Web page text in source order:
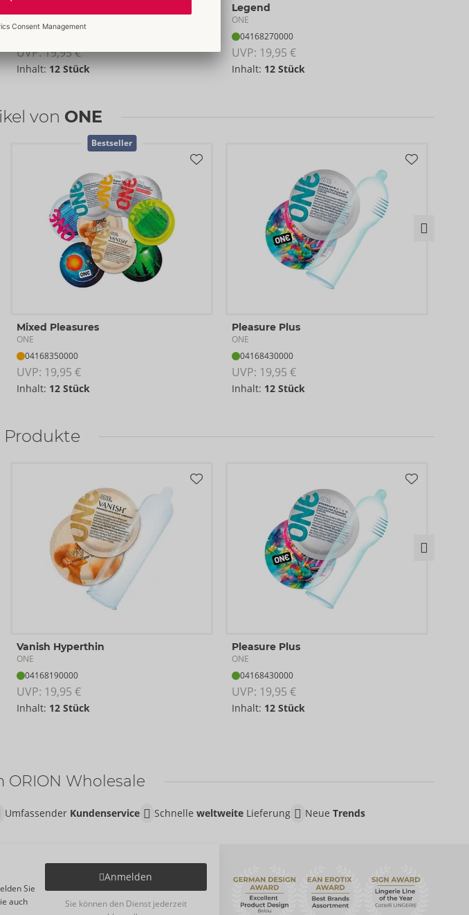
UVP: 19,95 €
Inhalt:12 Stück
Legend
ONE
04168270000
UVP: 19,95 €
Inhalt: 12 Stück
von ONE
Bestseller
Mixed Pleasures
ONE
04168350000
UVP: 19,95 €
Inhalt: 12 Stück
Pleasure Plus
ONE
04168430000
UVP: 19,95 €
Inhalt: 12 Stück
Vanish Hyperthin
ONE
04168190000
UVP: 19,95 €
Inhalt: 12 Stück
Pleasure Plus
ONE
04168430000
UVP: 19,95 €
Inhalt: 12 Stück
ORION Wholesale
Umfassender Kundenservice Schnelle weltweiteLieferung Neue Trends
Sie
auch
Anmelden
Sie können den Dienst jederzeit